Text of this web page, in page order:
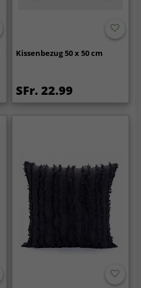
Kissenbezug 50 x 50 cm
SFr. 22.99